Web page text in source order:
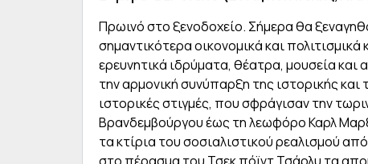
Πρωινό στο ξενοδοχείο. Σήμερα θα
σημαντικότερα οικονομικά και
ερευνητικά ιδρύματα, θέατρα, μουσεία και
την αρμονική συνύπαρξη της ιστορικής και
ιστορικές στιγμές, που σφράγισαν την
Βρανδεμβούργου έως τη λεωφόρο Καρλ
τα κτίρια του σοσιαλιστικού ρεαλισμού